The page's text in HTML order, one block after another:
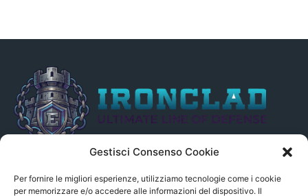
Gestisci Consenso Cookie
Per fornire le migliori esperienze, utilizziamo tecnologie come i cookie
per memorizzare e/o accedere alle informazioni del dispositivo. Il
indirettamente, alle Fonti delle notizie segnalate né può essere
ritenuto responsabile ad alcun titolo dei loro contenuti. Si precisa